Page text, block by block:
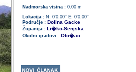
Nadmorska visina : 0.00 m
Lokacija : N: 0'0.00'' E: 0'0.00''
Područje : Dolina Gacke
Županija : Li�ko-Senjska
Okolni gradovi : Oto�ac